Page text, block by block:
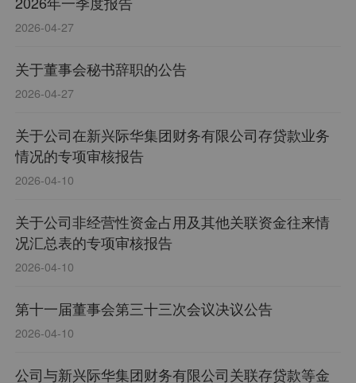
2026-04-27
关于董事会秘书辞职的公告
2026-04-27
关于公司在新兴际华集团财务有限公司存贷款业务
情况的专项审核报告
2026-04-10
关于公司非经营性资金占用及其他关联资金往来情
况汇总表的专项审核报告
2026-04-10
第十一届董事会第三十三次会议决议公告
2026-04-10
公司与新兴际华集团财务有限公司关联存贷款等金